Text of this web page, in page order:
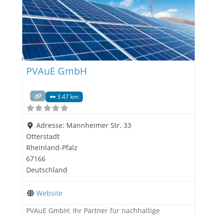
Team von PFALZSOLAR
PVAuE GmbH
3.47 km
Adresse: Mannheimer Str. 33
Otterstadt
Rheinland-Pfalz
67166
Deutschland
Website
PVAuE GmbH: Ihr Partner für nachhaltige